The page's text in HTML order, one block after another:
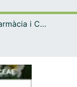
tot el DDFacultat de Farmàcia i Ciències de l'Alimentació